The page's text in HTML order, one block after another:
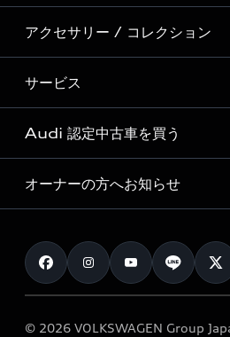
Audi Sport
Formula 1®
デジタルサービス
新車在庫検索
試乗車・展示車検索
見積り依頼
試乗予約
モデル一覧
特別仕様モデル / 限定モデル
e-tronラインアップ
価格シミュレーション
車両比較
カタログ一覧
アクセサリー / コレクション
純正アクセサリー
オンラインショップ
Audi collection
アウディナビアプリ
サービス
サービス入庫予約
サービスプログラム
メンテナンス
車検 / 定期点検
e-tronアフターサポート
Audi 認定中古車を買う
Audi認定中古車
クオリティ
保証
メンテナンス
オーナーの方へお知らせ
お知らせ
オーナー様向けキャンペーン
© 2026 VOLKSWAGEN Group